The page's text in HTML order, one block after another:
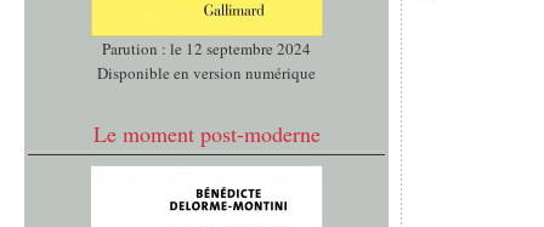
Parution : le 12 septembre 2024
Disponible en version numérique
Le moment post-moderne